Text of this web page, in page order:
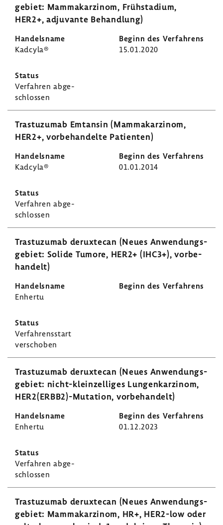
ge­biet: Mamma­kar­zinom, Früh­sta­dium,
HER2+, adju­vante Behand­lung)
Kadcyla® 15.01.2020
Verfahren abge­
schlossen
Tras­tu­zumab Emtansin (Mamma­kar­zinom,
HER2+, vorbe­han­delte Pati­enten)
Kadcyla® 01.01.2014
Verfahren abge­
schlossen
Tras­tu­zumab derux­tecan (Neues Anwen­dungs­
ge­biet: Solide Tumore, HER2+ (IHC3+), vorbe­
han­delt)
Enhertu
Verfah­rens­start
verschoben
Tras­tu­zumab derux­tecan (Neues Anwen­dungs­
ge­biet: nicht-​kleinzelliges Lungen­kar­zinom,
HER2(ERBB2)-​Mutation, vorbe­han­delt)
Enhertu 01.12.2023
Verfahren abge­
schlossen
Tras­tu­zumab derux­tecan (Neues Anwen­dungs­
ge­biet: Mamma­kar­zinom, HR+, HER2-​low oder